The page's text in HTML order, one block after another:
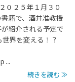
０２５年１月３０
籍で、酒井准教授
紹介される予定で
世界を変える！？
...
続きを読む ≫